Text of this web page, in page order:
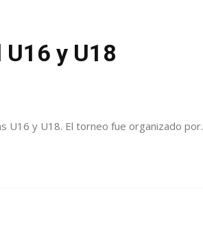
y U18
U16 y U18. El torneo fue organizado